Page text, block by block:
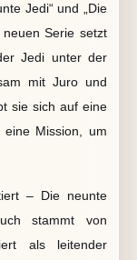
Jedi“ und „Die
Serie setzt
Jedi unter der
mit Juro und
sie sich auf eine
Mission, um
– Die neunte
stammt von
als leitender